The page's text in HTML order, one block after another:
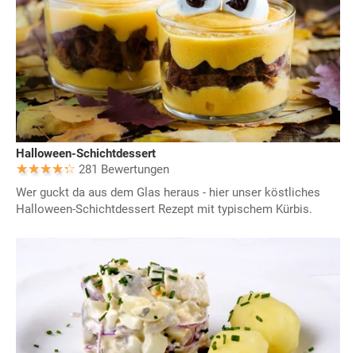
Halloween-Schichtdessert
281 Bewertungen
Wer guckt da aus dem Glas heraus - hier unser köstliches
Halloween-Schichtdessert Rezept mit typischem Kürbis.